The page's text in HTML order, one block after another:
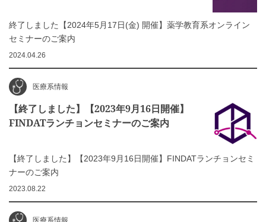
終了しました【2024年5月17日(金) 開催】薬学教育系オンライン
セミナーのご案内
2024.04.26
医療系情報
【終了しました】【2023年9月16日開催】
FINDATランチョンセミナーのご案内
【終了しました】【2023年9月16日開催】FINDATランチョンセミ
ナーのご案内
2023.08.22
医療系情報